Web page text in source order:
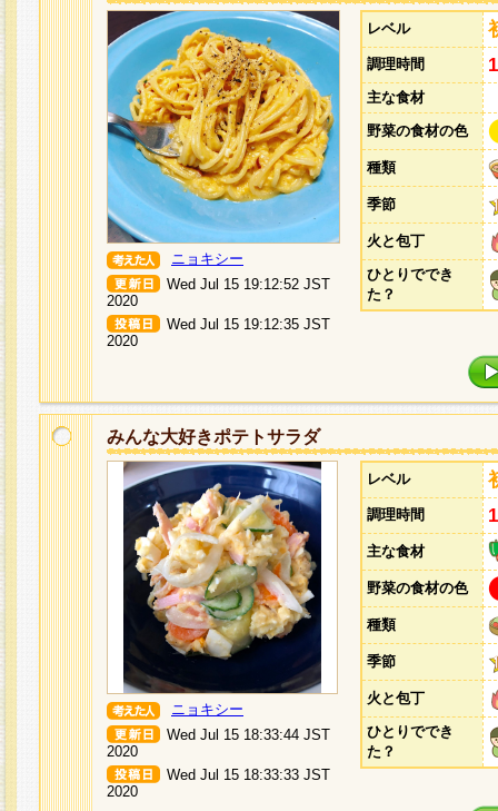
ニョキシー
Wed Jul 15 19:12:52 JST
2020
Wed Jul 15 19:12:35 JST
2020
レベル
調理時間
主な食材
野菜の食材の色
種類
季節
火と包丁
ひとりででき
た？
みんな大好きポテトサラダ
ニョキシー
Wed Jul 15 18:33:44 JST
2020
Wed Jul 15 18:33:33 JST
2020
レベル
調理時間
主な食材
野菜の食材の色
種類
季節
火と包丁
ひとりででき
た？